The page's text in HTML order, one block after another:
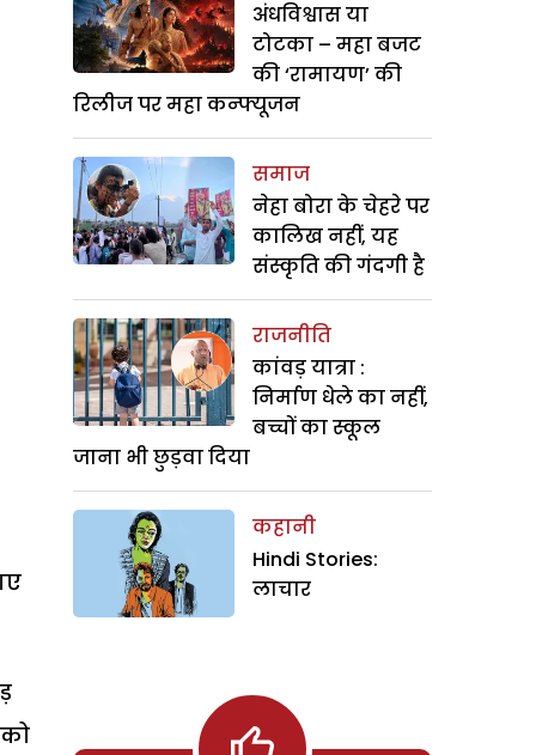
अंधविश्वास या
टोटका – महा बजट
की ‘रामायण’ की
रिलीज पर महा कन्फ्यूजन
समाज
नेहा बोरा के चेहरे पर
कालिख नहीं, यह
संस्कृति की गंदगी है
राजनीति
कांवड़ यात्रा :
निर्माण धेले का नहीं,
बच्चों का स्कूल
जाना भी छुड़वा दिया
कहानी
Hindi Stories:
लाचार